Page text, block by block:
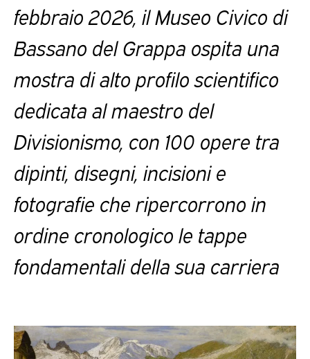
febbraio 2026, il Museo Civico di
Bassano del Grappa ospita una
mostra di alto profilo scientifico
dedicata al maestro del
Divisionismo, con 100 opere tra
dipinti, disegni, incisioni e
fotografie che ripercorrono in
ordine cronologico le tappe
fondamentali della sua carriera